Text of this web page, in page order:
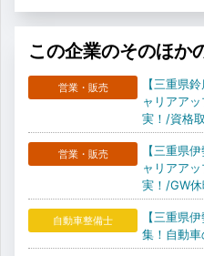
この企業のそのほか
営業・販売
【三重県
ャリアア
実！/資格
営業・販売
【三重県
ャリアア
実！/GW休
自動車整備士
【三重県
集！自動車